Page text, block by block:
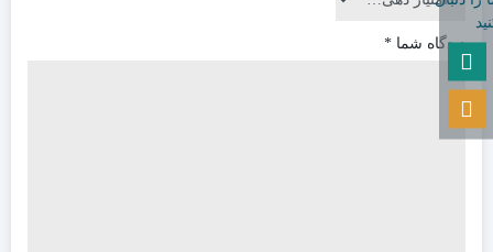
دیدگاه شما *